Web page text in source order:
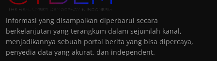
Informasi yang disampaikan diperbarui secara
berkelanjutan yang terangkum dalam sejumlah kanal,
menjadikannya sebuah portal berita yang bisa dipercaya,
penyedia data yang akurat, dan independent.